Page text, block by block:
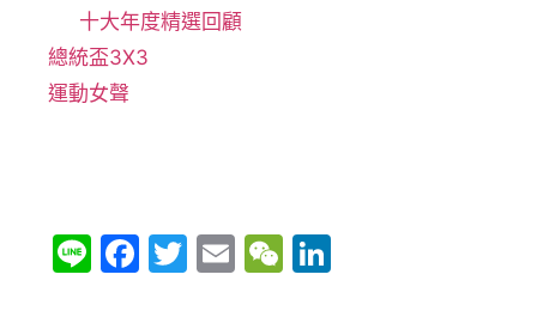
十大年度精選回顧
總統盃3X3
運動女聲
Li F
T
E
W